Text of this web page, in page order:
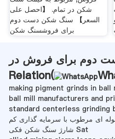
شکن در تمام. 【احصل على
السعر】 سنگ شکن دست دوم
برای فروشسنگ شکن
دوم برای فروش در
Relation(
making pigment grinds in ball
ball mill manufacturers and
standard centerless grinding
ای مرطوب با سرمایه گذاری کم
شارژ سنگ شکن فکی Sat